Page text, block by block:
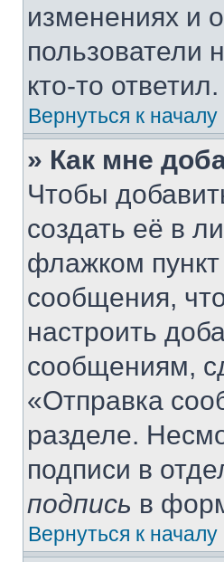
изменениях и
пользователи
кто-то ответил.
Вернуться к началу
» Как мне
Чтобы
создать её в
флажком пункт
сообщения,
настроить
сообщениям,
«Отправка
разделе.
подписи в
подпись в
Вернуться к началу